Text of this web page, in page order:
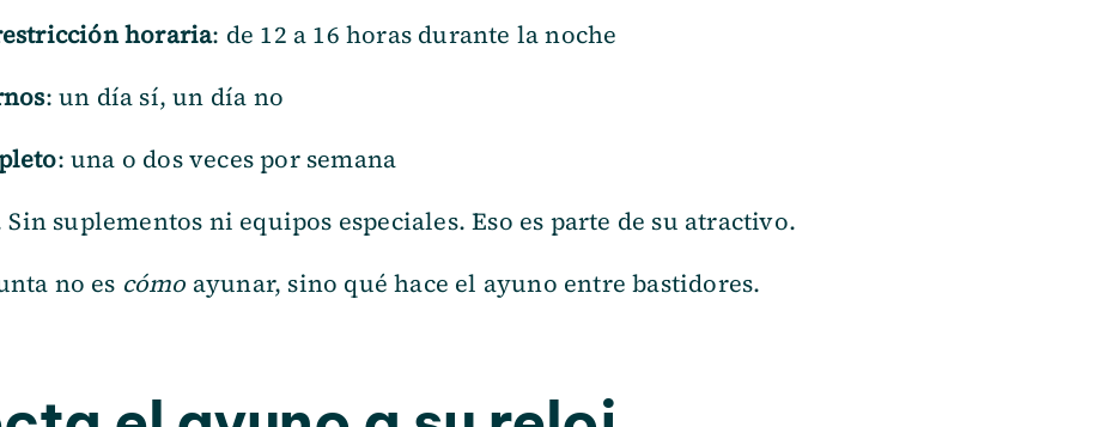
horaria: de 12 a 16 horas durante la noche
: un día sí, un día no
: una o dos veces por semana
suplementos ni equipos especiales. Eso es parte de su atractivo.
no es cómo ayunar, sino qué hace el ayuno entre bastidores.